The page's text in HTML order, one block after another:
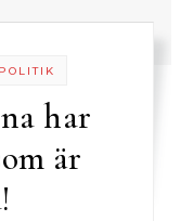
POLITIK
har
är